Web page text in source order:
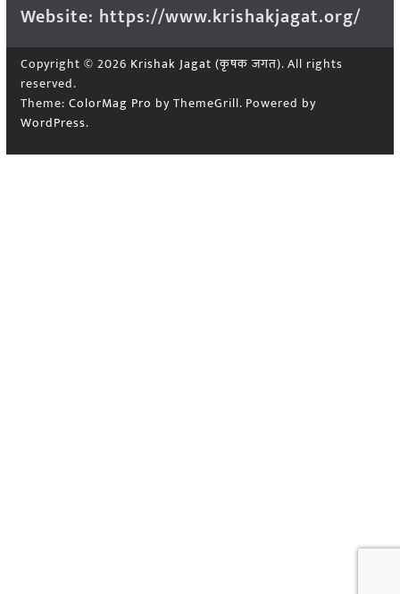
Website: https://www.krishakjagat.org/
Copyright © 2026 Krishak Jagat (कृषक जगत). All rights
reserved.
Theme: ColorMag Pro by ThemeGrill. Powered by
WordPress.